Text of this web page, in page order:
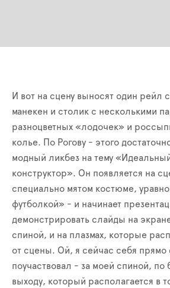
И вот на сцену выносят один рейл
манекен и столик с несколькими
разноцветных «лодочек» и
колье. По Рогову - этого
модный ликбез на тему
конструктор». Он появляется на
специально мятом костюме,
футболкой» - и начинает
демонстрировать слайды на
спиной, и на плазмах, которые
от сцены. Ой, я сейчас себя прямо
поучаствовал - за моей спиной,
выходу, который располагается в